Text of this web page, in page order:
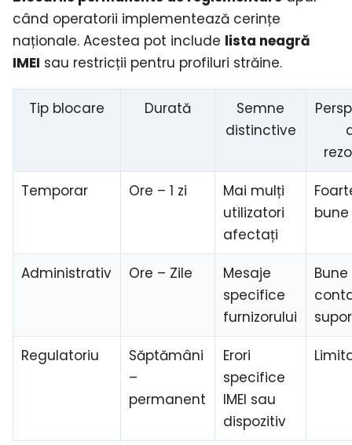
când operatorii implementează cerințe
naționale. Acestea pot include lista neagră
IMEI sau restricții pentru profiluri străine.
Tip blocare Durată
Semne
distinctive
Temporar Ore – 1 zi
Mai mulți
utilizatori
afectați
bune
Administrativ Ore – Zile
Mesaje
specifice
furnizorului
Regulatoriu
Săptămâni
–
permanent
Erori
specifice
IMEI sau
dispozitiv